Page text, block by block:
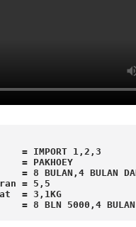
= IMPORT 1,2,3
= PAKHOEY
8 BULAN,4 BULAN
= 5,5
= 3,1KG
= 8 BLN 5000,4